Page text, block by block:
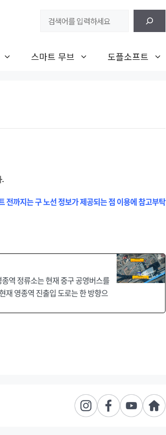
스마트 무브 도플소프트
전까지는 구 노선 정보가 제공되는 점 이용에 참고부탁
역 정류소는 현재 중구 공영버스를
재 영종역 진출입 도로는 한 방향으